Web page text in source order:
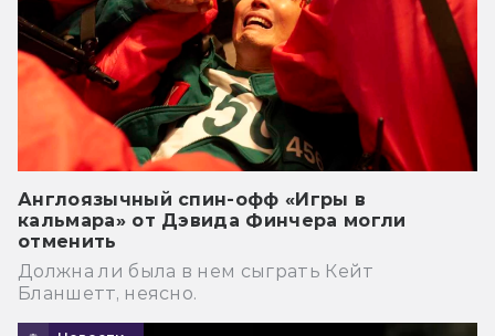
Англоязычный спин-офф «Игры в
кальмара» от Дэвида Финчера могли
отменить
Должна ли была в нем сыграть Кейт
Бланшетт, неясно.